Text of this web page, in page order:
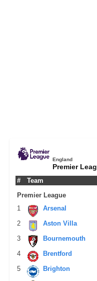
England
Premier
# Team
Premier League
1
Arsenal
2
Aston Villa
3
Bournemouth
4
Brentford
5
Brighton